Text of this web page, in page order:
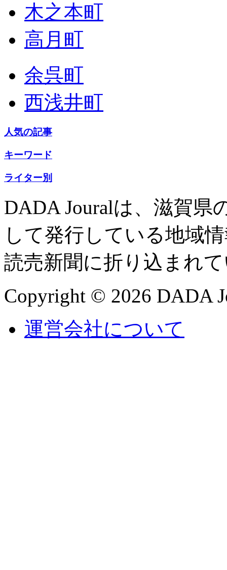
木之本町
高月町
余呉町
西浅井町
人気の記事
キーワード
ライター別
DADA Jouralは、滋賀県
して発行している地域
読売新聞に折り込まれ
Copyright © 2026 DADA
運営会社について